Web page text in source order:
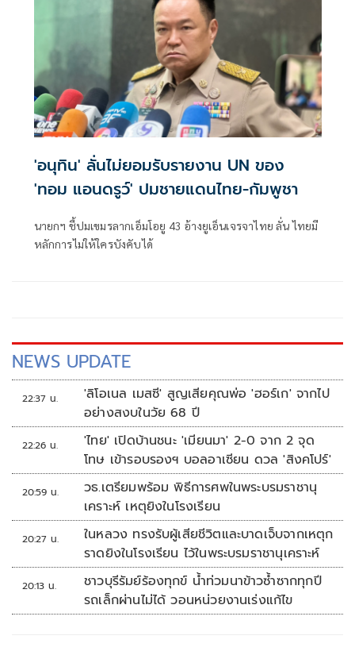
'อนุทิน' ลั่นไม่ยอมรับรายงาน UN ของ
'ทอม แอนดรูว์' ปมชายแดนไทย-กัมพูชา
นายกฯ ชี้ปมเขมรลากเอ็มโอยู 43 อ้างยูเอ็นเจรจาไทย ลั่น ไทยมี
หลักการไม่ให้ใครบังคับได้
NEWS UPDATE
22:37 น.
'ลิโอเนล เมสซี' สูญเสียคุณพ่อ 'ฮอร์เก' จากไป
อย่างสงบในวัย 68 ปี
22:26 น.
'ไทย' เปิดบ้านชนะ 'เมียนมา' 2-0 จาก 2 จุด
โทษ เข้ารอบรองฯ บอลอาเซียน ดวล 'สิงคโปร์'
20:59 น.
วธ.เตรียมพร้อม พิธีการศพในพระบรมราชานุ
เคราะห์ เหตุยิงในโรงเรียน
20:27 น.
ในหลวง ทรงรับผู้เสียชีวิตและบาดเจ็บจากเหตุก
ราดยิงในโรงเรียน ไว้ในพระบรมราชานุเคราะห์
20:13 น.
ชาวบุรีรัมย์ร้องทุกข์ น้ำท่วมนาข้าวซ้ำซากทุกปี
รถเล็กผ่านไม่ได้ วอนหน่วยงานเร่งแก้ไข